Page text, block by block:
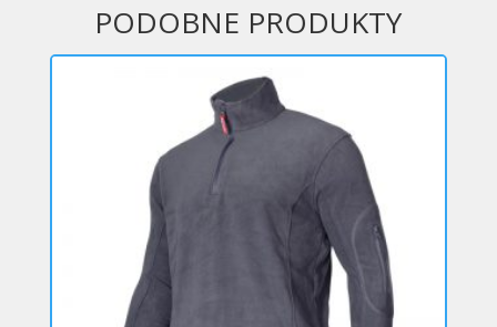
PODOBNE PRODUKTY